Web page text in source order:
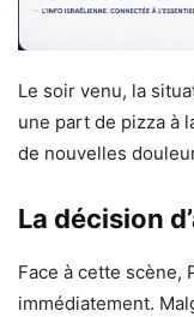
Le soir venu, la
une part de pizza à
de nouvelles
La décision
Face à cette scène,
immédiatement.